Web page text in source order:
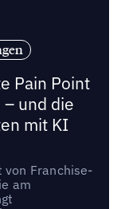
Pain Point
und die
mit KI
von Franchise-
am